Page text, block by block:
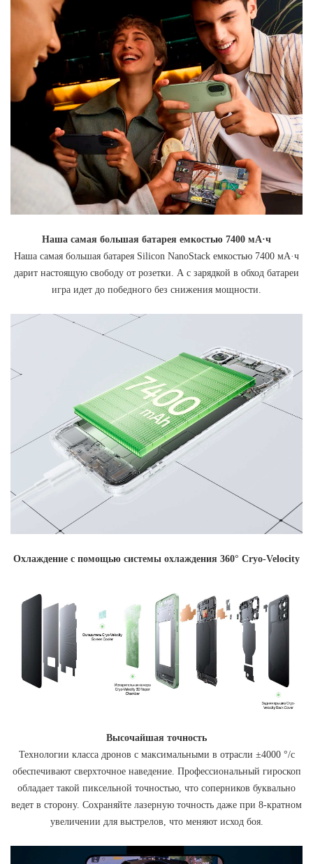
Наша самая большая батарея емкостью 7400 мА·ч
Наша самая большая батарея Silicon NanoStack емкостью 7400 мА·ч
дарит настоящую свободу от розетки. А с зарядкой в обход батареи
игра идет до победного без снижения мощности.
Охлаждение с помощью системы охлаждения 360° Cryo-Velocity
Высочайшая точность
Технологии класса дронов с максимальными в отрасли ±4000 °/с
обеспечивают сверхточное наведение. Профессиональный гироскоп
обладает такой пиксельной точностью, что соперников буквально
ведет в сторону. Сохраняйте лазерную точность даже при 8-кратном
увеличении для выстрелов, что меняют исход боя.